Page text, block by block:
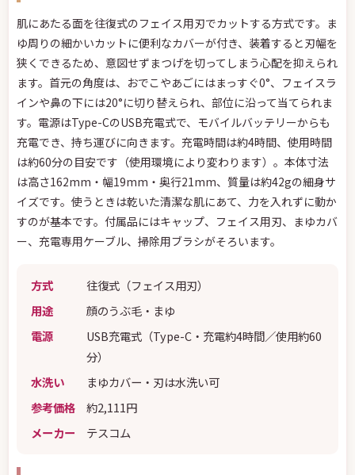
肌にあたる面を往復式のフェイス用刃でカットする方式です。ま
ゆ周りの細かいカットに便利なカバーが付き、装着すると刃幅を
狭くできるため、意図せずまつげを切ってしまう心配を抑えられ
ます。首元の角度は、おでこやあごにはまっすぐ0°、フェイスラ
インや鼻の下には20°に切り替えられ、部位に沿って当てられま
す。電源はType-CのUSB充電式で、モバイルバッテリーからも
充電でき、持ち運びに向きます。充電時間は約4時間、使用時間
は約60分の目安です（使用環境により変わります）。本体寸法
は高さ162mm・幅19mm・奥行21mm、質量は約42gの細身サ
イズです。使うときは乾いた清潔な肌にあて、力を入れずに動か
すのが基本です。付属品にはキャップ、フェイス用刃、まゆカバ
ー、充電専用ケーブル、掃除用ブラシがそろいます。
方式
往復式（フェイス用刃）
用途
顔のうぶ毛・まゆ
電源
USB充電式（Type-C・充電約4時間／使用約60
分）
水洗い
まゆカバー・刃は水洗い可
参考価格
約2,111円
メーカー
テスコム